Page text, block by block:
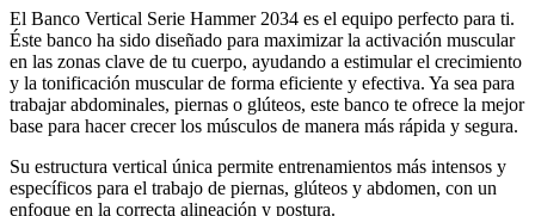
El Banco Vertical Serie Hammer 2034 es el equipo perfecto para ti.
Éste banco ha sido diseñado para maximizar la activación muscular
en las zonas clave de tu cuerpo, ayudando a estimular el crecimiento
y la tonificación muscular de forma eficiente y efectiva. Ya sea para
trabajar abdominales, piernas o glúteos, este banco te ofrece la mejor
base para hacer crecer los músculos de manera más rápida y segura.
Su estructura vertical única permite entrenamientos más intensos y
específicos para el trabajo de piernas, glúteos y abdomen, con un
enfoque en la correcta alineación y postura.